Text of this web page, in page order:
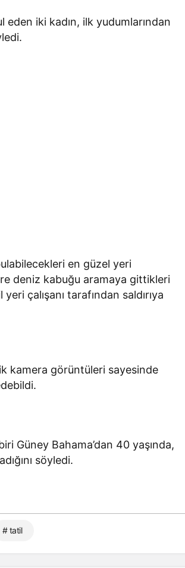
iki kadın, ilk yudumlarından
en güzel yeri
deniz kabuğu aramaya gittikleri
çalışanı tarafından saldırıya
kamera görüntüleri sayesinde
Güney Bahama’dan 40 yaşında,
söyledi.
# tatil